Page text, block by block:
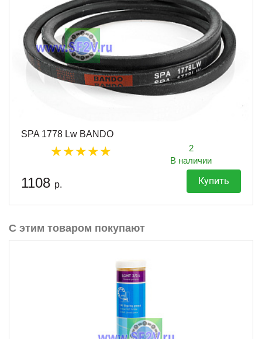
SPA 1778 Lw BANDO
2
В наличии
1108 р. Купить
С этим товаром покупают